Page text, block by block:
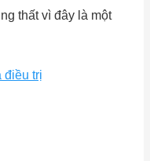
thất vì đây là một
điều trị